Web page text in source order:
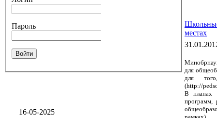
Пароль
Войти
16-05-2025
местах
для
для
(http://
В планах
программ,